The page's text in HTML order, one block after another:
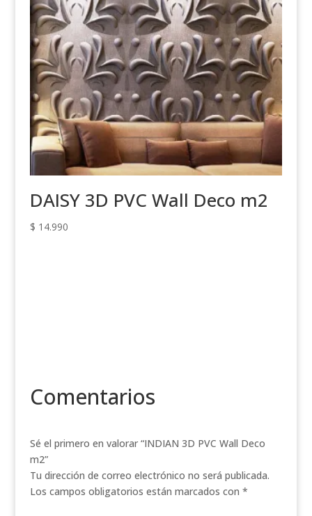
DAISY 3D PVC Wall Deco m2
$ 14.990
Comentarios
Sé el primero en valorar “INDIAN 3D PVC Wall Deco
m2”
Tu dirección de correo electrónico no será publicada.
Los campos obligatorios están marcados con *